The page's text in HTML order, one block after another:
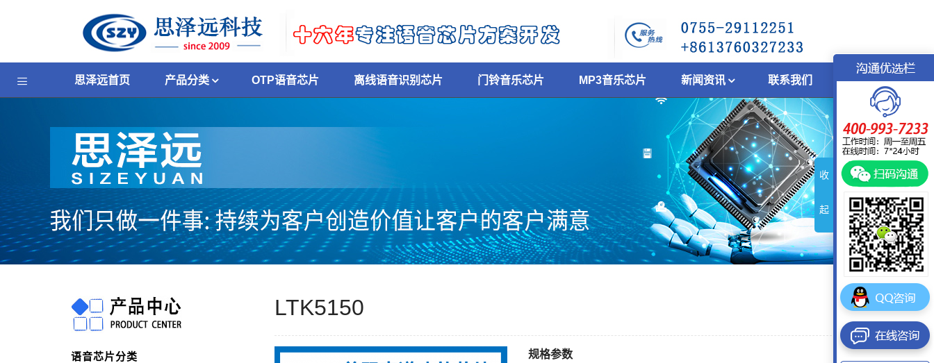
思泽远首页 产品分类 OTP语音芯片 离线语音识别芯片 门铃音乐芯片 MP3音乐芯片 新闻资讯 联系我们
语音芯片分类
LTK5150
规格参数
收
起